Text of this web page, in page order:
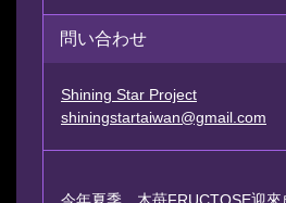
問い合わせ
Shining Star Project
shiningstartaiwan@gmail.com